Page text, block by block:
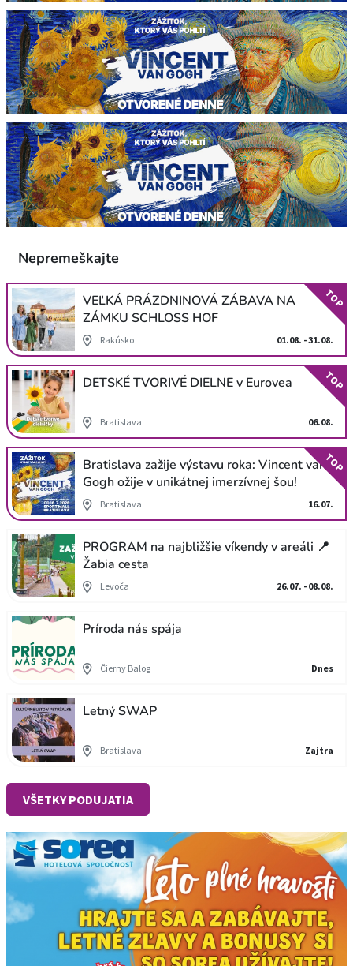
Nepremeškajte
VEĽKÁ PRÁZDNINOVÁ ZÁBAVA NA
ZÁMKU SCHLOSS HOF
Rakúsko 01.08. - 31.08.
TOP
DETSKÉ TVORIVÉ DIELNE v Eurovea
Bratislava 06.08.
TOP
Bratislava zažije výstavu roka: Vincent van
Gogh ožije v unikátnej imerzívnej šou!
Bratislava 16.07.
TOP
PROGRAM na najbližšie víkendy v areáli 📍
Žabia cesta
Levoča 26.07. - 08.08.
Príroda nás spája
Čierny Balog Dnes
Letný SWAP
Bratislava Zajtra
VŠETKY PODUJATIA